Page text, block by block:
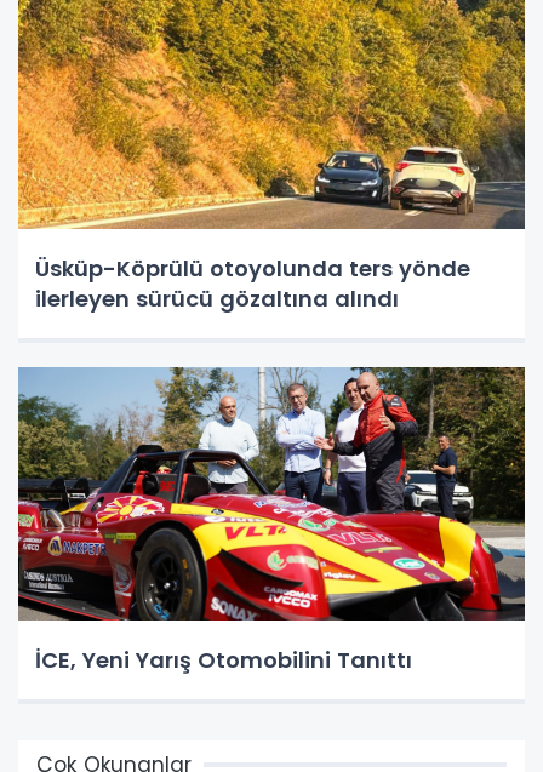
Üsküp-Köprülü otoyolunda ters yönde
ilerleyen sürücü gözaltına alındı
İCE, Yeni Yarış Otomobilini Tanıttı
Çok Okunanlar